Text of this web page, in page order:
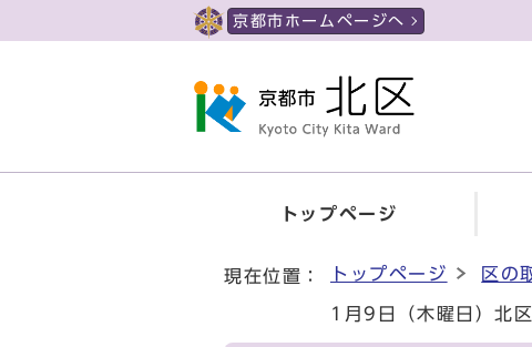
京都市ホームページへ
トップページ
現在位置： トップページ 区の
1月9日（木曜日）北